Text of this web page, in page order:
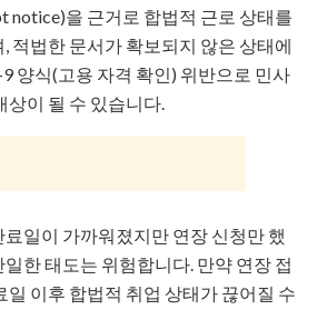
notice)을 근거로 합법적 근로 상태를
적법한 문서가 확보되지 않은 상태에
양식(고용 자격 확인) 위반으로 민사
상이 될 수 있습니다.
료일이 가까워졌지만 연장 신청만 했
일한 태도는 위험합니다. 만약 연장 접
일 이후 합법적 취업 상태가 끊어질 수